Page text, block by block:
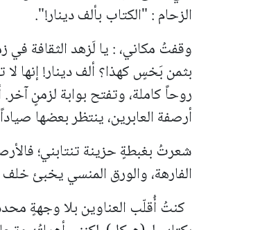
الزحام : "الكتاب بألف دينار!".
وقفتُ مكاني، : يا لَزهد الثقافة
بثمن بَخسٍ كهذا؟ ألف دينار! إنها
روحاً كاملة، وتفتح بوابة لزمنٍ
أرصفة العابرين، ينتظر بعضها
شعرتُ بغبطةٍ حزينة تنتابني؛
الفارهة، والورق المنسي يخبئ
كنتُ أُقلّب العناوين بلا وجهةٍ